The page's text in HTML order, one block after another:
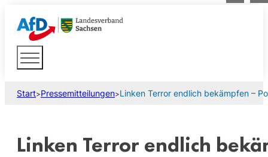
Start>Pressemitteilungen>Linken Terror endlich bekämpfen –
Linken Terror endlich